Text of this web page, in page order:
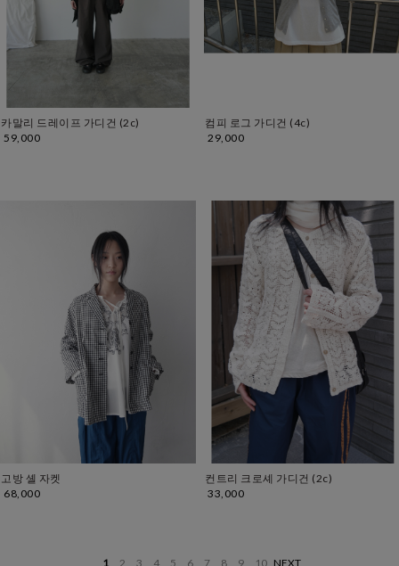
카말리 드레이프 가디건 (2c)
59,000
컴피 로그 가디건 (4c)
29,000
고방 셸 자켓
68,000
컨트리 크로셰 가디건 (2c)
33,000
1 2 3 4 5 6 7 8 9 10 NEXT